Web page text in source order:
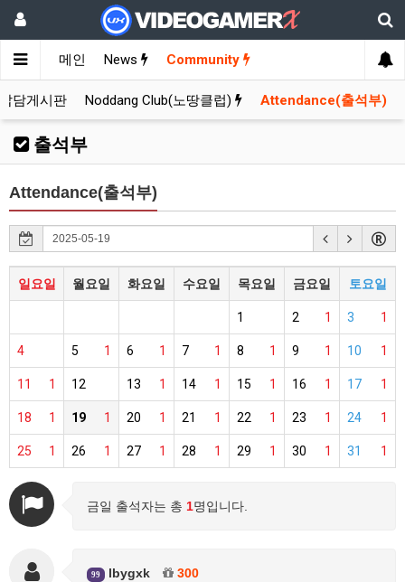
메인 News Community
담게시판 Noddang Club(노땅클럽) Attendance(출석부)
출석부
Attendance(출석부)
일요일 월요일 화요일 수요일 목요일 금요일 토요일
1 1
2 1
3
4 1
5 1
6 1
7 1
8 1
9 1
10
1
11 12 1
13 1
14 1
15 1
16 1
17
1
18 1
19 1
20 1
21 1
22 1
23 1
24
1
25 1
26 1
27 1
28 1
29 1
30 1
31
금일 출석자는 총 1명입니다.
99 lbygxk 300